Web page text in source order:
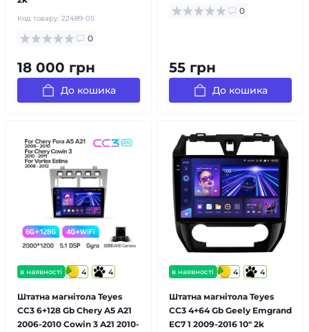
Код товару: 22489-05
0
18 000 грн
До кошика
0
55 грн
До кошика
в наявності 4 4
Штатна магнітола Teyes
CC3 6+128 Gb Chery A5 A21
2006-2010 Cowin 3 A21 2010-
в наявності 4 4
Штатна магнітола Teyes
CC3 4+64 Gb Geely Emgrand
EC7 1 2009-2016 10" 2k